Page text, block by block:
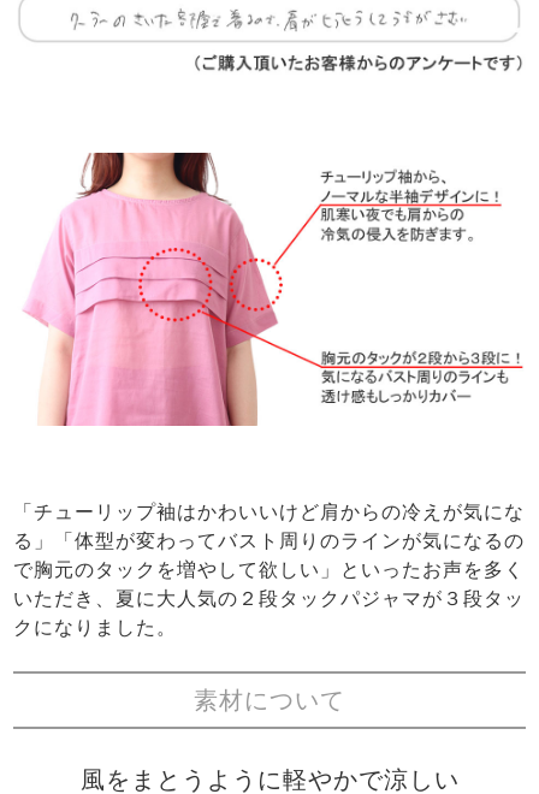
「チューリップ袖はかわいいけど肩からの冷えが気にな
る」「体型が変わってバスト周りのラインが気になるの
で胸元のタックを増やして欲しい」といったお声を多く
いただき、夏に大人気の２段タックパジャマが３段タッ
クになりました。
素材について
風をまとうように軽やかで涼しい